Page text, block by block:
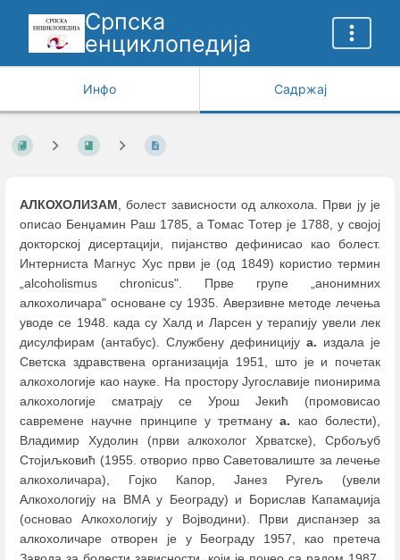
Српска
енциклопедија
Инфо Садржај
АЛКОХОЛИЗАМ, болест зависности од алкохола. Први ју је
описао Бенџамин Раш 1785, а Томас Тотер је 1788, у својој
докторској дисертацији, пијанство дефинисао као болест.
Интерниста Магнус Хус први је (од 1849) користио термин
„аlcoholismus chronicus". Прве групе „анонимних
алкохоличара" основане су 1935. Аверзивне методе лечења
уводе се 1948. када су Халд и Ларсен у терапију увели лек
дисулфирам (антабус). Службену дефиницију а. издала је
Светска здравствена организација 1951, што је и почетак
алкохологије као науке. На простору Југославије пионирима
алкохологије сматрају се Урош Јекић (промовисао
савремене научне принципе у третмануа. као болести),
Владимир Худолин (први алкохолог Хрватске), Србољуб
Стојиљковић (1955. отворио прво Саветовалиште за лечење
алкохоличара), Гојко Капор, Јанез Ругељ (увели
Алкохологију на ВМА у Београду) и Борислав Капамаџија
(основао Алкохологију у Војводини). Први диспанзер за
алкохоличаре отворен је у Београду 1957, као претеча